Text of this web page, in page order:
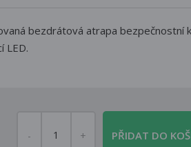
bezdrátová atrapa bezpečnostní
LED.
PŘIDAT DO